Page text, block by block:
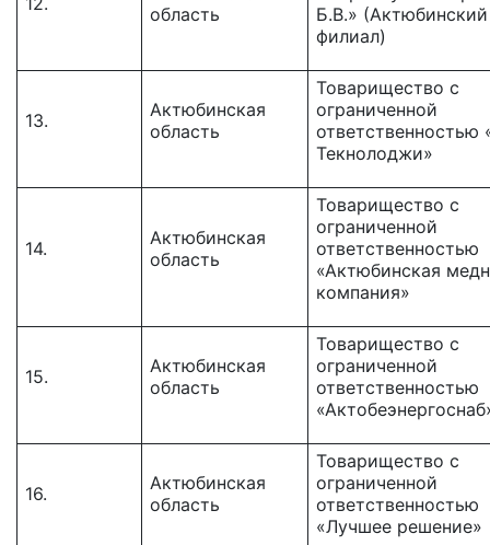
область
Б.В.» (Актюбинский
филиал)
13.
Актюбинская
область
Товарищество с
ограниченной
ответственностью
Текнолоджи»
14.
Актюбинская
область
Товарищество c
ограниченной
ответственностью
«Актюбинская
компания»
15.
Актюбинская
область
Товарищество с
ограниченной
ответственностью
16.
Актюбинская
область
Товарищество с
ограниченной
ответственностью
«Лучшее решение»